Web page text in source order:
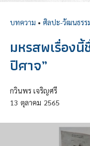
บทความ • ศิลปะ-วัฒนธรร
มหรสพเรื่อง
ปิศาจ”
กวินพร เจริญศรี
13 ตุลาคม 2565